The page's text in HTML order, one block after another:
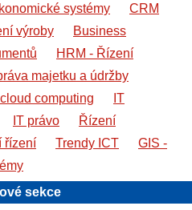
systémy
CRM
výroby
Business
HRM - Řízení
majetku a údržby
computing
IT
IT právo
Řízení
řízení Trendy ICT
GIS -
sekce